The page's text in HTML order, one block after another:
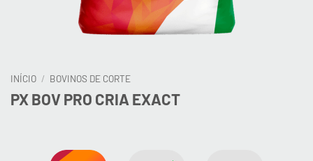
INÍCIO / BOVINOS DE CORTE
PX BOV PRO CRIA EXACT